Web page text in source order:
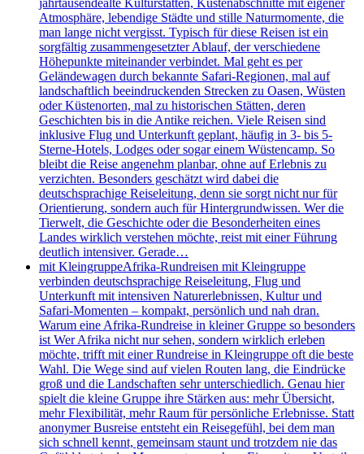
jahrtausendealte Kulturstätten, Küstenabschnitte mit eigener
Atmosphäre, lebendige Städte und stille Naturmomente, die
man lange nicht vergisst. Typisch für diese Reisen ist ein
sorgfältig zusammengesetzter Ablauf, der verschiedene
Höhepunkte miteinander verbindet. Mal geht es per
Geländewagen durch bekannte Safari-Regionen, mal auf
landschaftlich beeindruckenden Strecken zu Oasen, Wüsten
oder Küstenorten, mal zu historischen Stätten, deren
Geschichten bis in die Antike reichen. Viele Reisen sind
inklusive Flug und Unterkunft geplant, häufig in 3- bis 5-
Sterne-Hotels, Lodges oder sogar einem Wüstencamp. So
bleibt die Reise angenehm planbar, ohne auf Erlebnis zu
verzichten. Besonders geschätzt wird dabei die
deutschsprachige Reiseleitung, denn sie sorgt nicht nur für
Orientierung, sondern auch für Hintergrundwissen. Wer die
Tierwelt, die Geschichte oder die Besonderheiten eines
Landes wirklich verstehen möchte, reist mit einer Führung
deutlich intensiver. Gerade…
mit KleingruppeAfrika-Rundreisen mit Kleingruppe
verbinden deutschsprachige Reiseleitung, Flug und
Unterkunft mit intensiven Naturerlebnissen, Kultur und
Safari-Momenten – kompakt, persönlich und nah dran.
Warum eine Afrika-Rundreise in kleiner Gruppe so besonders
ist Wer Afrika nicht nur sehen, sondern wirklich erleben
möchte, trifft mit einer Rundreise in Kleingruppe oft die beste
Wahl. Die Wege sind auf vielen Routen lang, die Eindrücke
groß und die Landschaften sehr unterschiedlich. Genau hier
spielt die kleine Gruppe ihre Stärken aus: mehr Übersicht,
mehr Flexibilität, mehr Raum für persönliche Erlebnisse. Statt
anonymer Busreise entsteht ein Reisegefühl, bei dem man
sich schnell kennt, gemeinsam staunt und trotzdem nie das